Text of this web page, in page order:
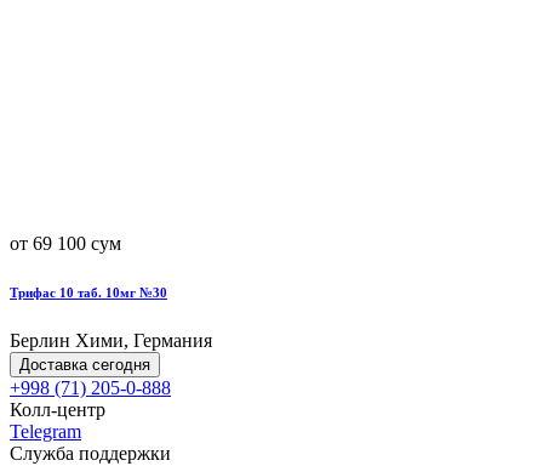
от 69 100 сум
Трифас 10 таб. 10мг №30
Берлин Хими, Германия
Доставка сегодня
+998 (71) 205-0-888
Колл-центр
Telegram
Служба поддержки